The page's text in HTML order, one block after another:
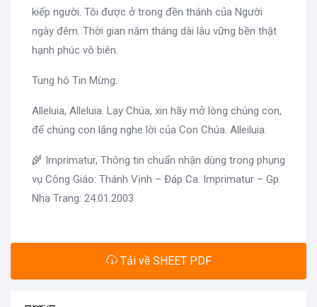
kiếp người. Tôi được ở trong đền thánh của Người
ngày đêm. Thời gian năm tháng dài lâu vững bền thật
hạnh phúc vô biên.
Tung hô Tin Mừng:
Alleluia, Alleluia. Lạy Chúa, xin hãy mở lòng chúng con,
để chúng con lắng nghe lời của Con Chúa. Alleiluia.
🌾 Imprimatur, Thông tin chuẩn nhận dùng trong phụng
vụ Công Giáo: Thánh Vịnh – Đáp Ca. Imprimatur – Gp.
Nha Trang: 24.01.2003
Tải về SHEET PDF